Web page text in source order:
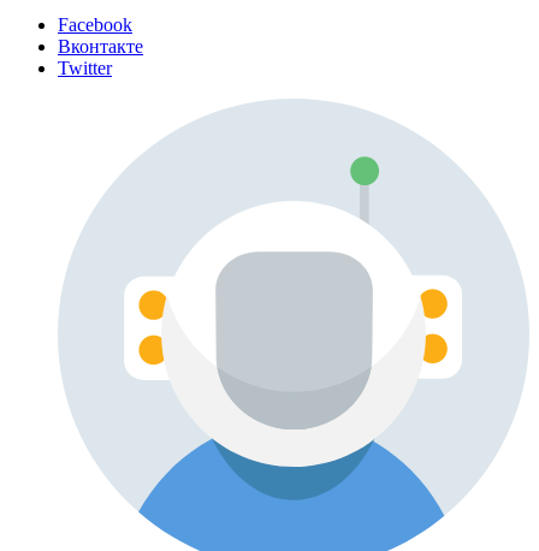
Facebook
Вконтакте
Twitter